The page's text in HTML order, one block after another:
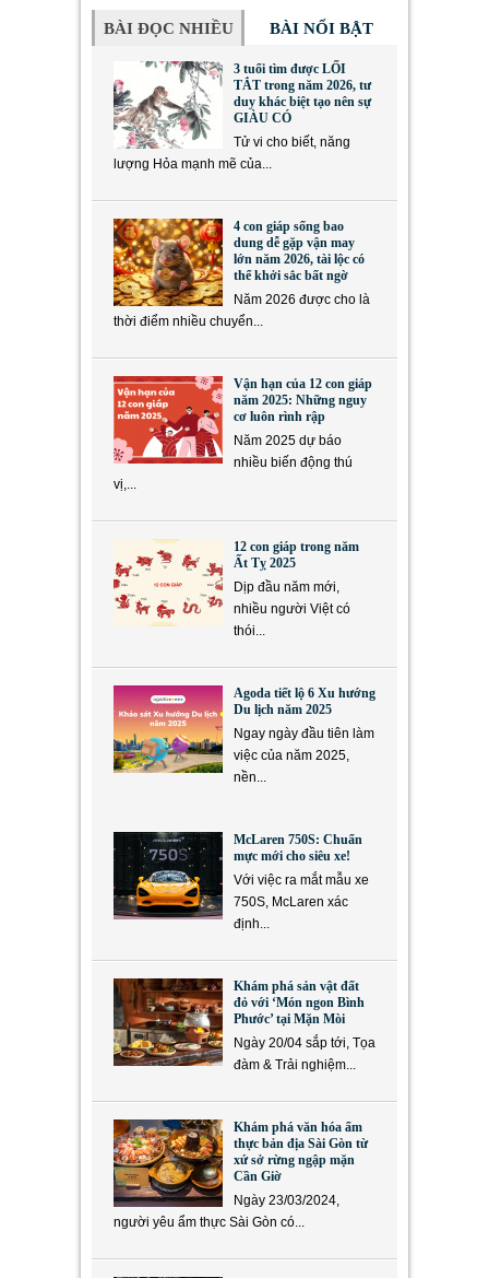
BÀI ĐỌC NHIỀU BÀI NỔI BẬT
3 tuổi tìm được LỐI
TẮT trong năm 2026, tư
duy khác biệt tạo nên sự
GIÀU CÓ
Tử vi cho biết, năng
lượng Hỏa mạnh mẽ của...
4 con giáp sống bao
dung dễ gặp vận may
lớn năm 2026, tài lộc có
thể khởi sắc bất ngờ
Năm 2026 được cho là
thời điểm nhiều chuyển...
Vận hạn của 12 con giáp
năm 2025: Những nguy
cơ luôn rình rập
Năm 2025 dự báo
nhiều biến động thú
vị,...
12 con giáp trong năm
Ất Tỵ 2025
Dịp đầu năm mới,
nhiều người Việt có
thói...
Agoda tiết lộ 6 Xu hướng
Du lịch năm 2025
Ngay ngày đầu tiên làm
việc của năm 2025,
nền...
McLaren 750S: Chuẩn
mực mới cho siêu xe!
Với việc ra mắt mẫu xe
750S, McLaren xác
định...
Khám phá sản vật đất
đỏ với ‘Món ngon Bình
Phước’ tại Mặn Mòi
Ngày 20/04 sắp tới, Tọa
đàm & Trải nghiệm...
Khám phá văn hóa ẩm
thực bản địa Sài Gòn từ
xứ sở rừng ngập mặn
Cần Giờ
Ngày 23/03/2024,
người yêu ẩm thực Sài Gòn có...